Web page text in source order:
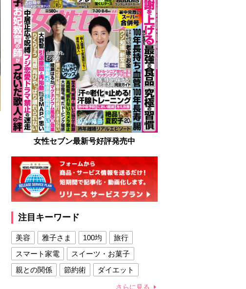
女性セブン最新号好評発売中
注目キーワード
美容 雅子さま 100均
旅行
スマート家電
スイーツ・お菓子
親との関係
節約術
ダイエット
さらに見る